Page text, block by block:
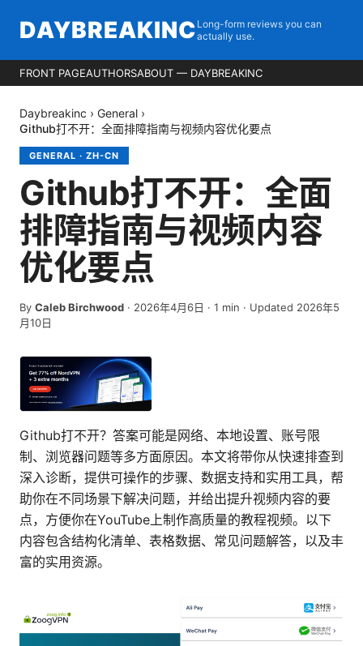
DAYBREAKINC Long-form reviews you can
actually use.
FRONT PAGEAUTHORSABOUT — DAYBREAKINC
Daybreakinc › General ›
Github打不开：全面排障指南与视频内容优化要点
GENERAL · ZH-CN
Github打不开：全面
排障指南与视频内容
优化要点
By Caleb Birchwood · 2026年4月6日 · 1 min · Updated 2026年5
月10日
Github打不开？答案可能是网络、本地设置、账号限
制、浏览器问题等多方面原因。本文将带你从快速排查到
深入诊断，提供可操作的步骤、数据支持和实用工具，帮
助你在不同场景下解决问题，并给出提升视频内容的要
点，方便你在YouTube上制作高质量的教程视频。以下
内容包含结构化清单、表格数据、常见问题解答，以及丰
富的实用资源。